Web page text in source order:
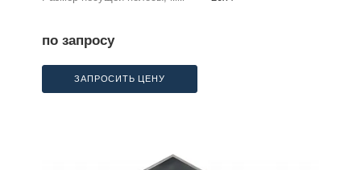
по запросу
ЗАПРОСИТЬ ЦЕНУ